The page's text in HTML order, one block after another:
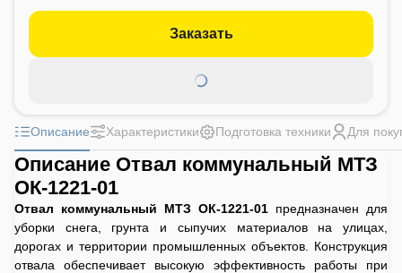
Заказать
Описание Характеристики Подготовка техники Для
Описание Отвал коммунальный МТЗ
ОК-1221-01
Отвал коммунальный МТЗ ОК-1221-01 предназначен для
уборки снега, грунта и сыпучих материалов на улицах,
дорогах и территории промышленных объектов. Конструкция
отвала обеспечивает высокую эффективность работы при